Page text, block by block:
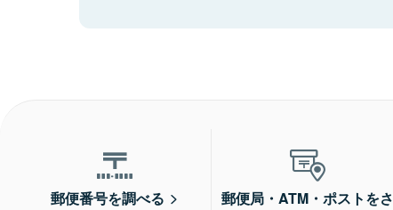
郵便番号を調べる
郵便局・ATM・ポストをさ